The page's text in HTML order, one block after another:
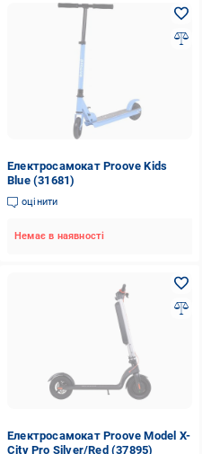
Електросамокат Proove Kids
Blue (31681)
оцінити
Немає в наявності
Електросамокат Proove Model X-
City Pro Silver/Red (37895)